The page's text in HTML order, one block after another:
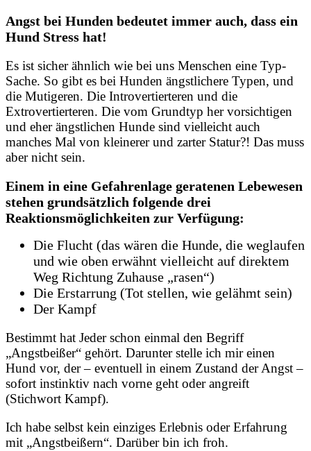
Angst bei Hunden bedeutet immer auch, dass ein
Hund Stress hat!
Es ist sicher ähnlich wie bei uns Menschen eine Typ-
Sache. So gibt es bei Hunden ängstlichere Typen, und
die Mutigeren. Die Introvertierteren und die
Extrovertierteren. Die vom Grundtyp her vorsichtigen
und eher ängstlichen Hunde sind vielleicht auch
manches Mal von kleinerer und zarter Statur?! Das muss
aber nicht sein.
Einem in eine Gefahrenlage geratenen Lebewesen
stehen grundsätzlich folgende drei
Reaktionsmöglichkeiten zur Verfügung:
Die Flucht (das wären die Hunde, die weglaufen
und wie oben erwähnt vielleicht auf direktem
Weg Richtung Zuhause „rasen“)
Die Erstarrung (Tot stellen, wie gelähmt sein)
Der Kampf
Bestimmt hat Jeder schon einmal den Begriff
„Angstbeißer“ gehört. Darunter stelle ich mir einen
Hund vor, der – eventuell in einem Zustand der Angst –
sofort instinktiv nach vorne geht oder angreift
(Stichwort Kampf).
Ich habe selbst kein einziges Erlebnis oder Erfahrung
mit „Angstbeißern“. Darüber bin ich froh.